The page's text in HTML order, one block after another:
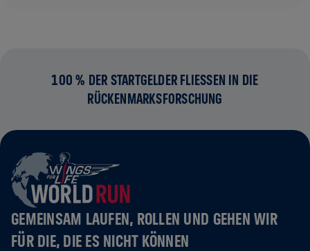
100 % DER STARTGELDER FLIESSEN IN DIE R
ÜCKENMARKSFORSCHUNG
GEMEINSAM LAUFEN, ROLLEN UND GEHEN WIR
FÜR DIE, DIE ES NICHT KÖNNEN